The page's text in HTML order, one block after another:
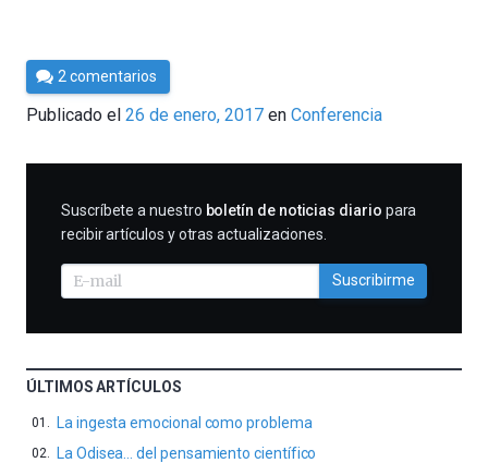
Por
César
Tomé
2 comentarios
Publicado el 26 de enero, 2017 en Conferencia
SUSCRIBIRME
Suscríbete a nuestro boletín de noticias diario para
recibir artículos y otras actualizaciones.
Suscribirme
ÚLTIMOS ARTÍCULOS
La ingesta emocional como problema
La Odisea… del pensamiento científico